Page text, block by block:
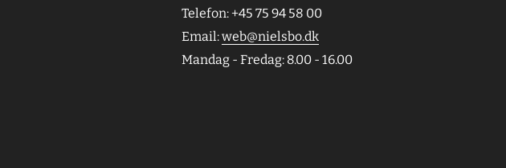
Telefon: +45 75 94 58 00
Email:web@nielsbo.dk
Mandag - Fredag: 8.00 - 16.00